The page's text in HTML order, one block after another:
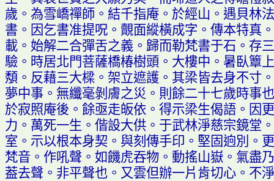
歲。 為雪嶠禪師 。 結千指庵。 於經山 。 遇貝林
書。 因乞書准提呪。 覿面縱橫成字 。 傳本特真。
載。 始解二合彈舌之義。 歸而勒梵書于石 。 存
驗。 時居北門菩薩橋椿樹頭。 大樓中 。 暑臥簟上
頺。 反藉三大樑。 架立遮護。 其梁皆去身不寸。
夢中事。 無纖毫剝膚之災 。 則餘二十七歲時事也
於寂照庵後 。 餘亟走皈依。 得示梁生偈語。 因
力 。 萬死一生 。 偕設大供。 于武林淨慈宗鏡堂 。
室 。 示以根本身契 。 與刻傳手印 。 堅固 逈別 。
梵音。 作吼聲 。 如饑虎吞物。 動搖山嶽。 氣盡乃
葢去聲 。 非平聲也。 又雲但辦一片肯切心。 不